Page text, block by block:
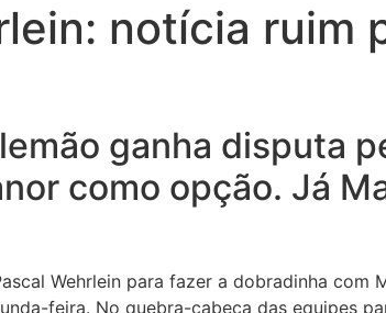
notícia ruim
ganha disputa
como opção. Já
Wehrlein para fazer a dobradinha com
feira. No quebra-cabeça das equipes